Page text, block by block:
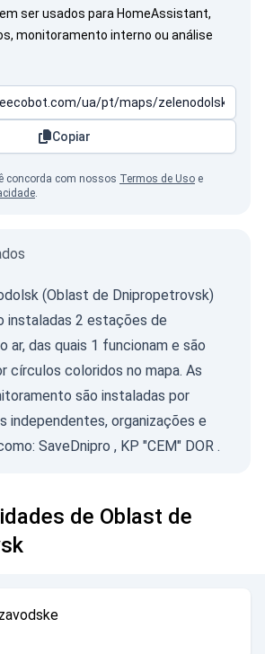
ser usados para HomeAssistant,
monitoramento interno ou análise
Copiar
concorda com nossos Termos de Uso e
.
(Oblast de Dnipropetrovsk)
instaladas 2 estações de
ar, das quais 1 funcionam e são
círculos coloridos no mapa. As
são instaladas por
independentes, organizações e
SaveDnipro , KP "CEM" DOR .
de Oblast de